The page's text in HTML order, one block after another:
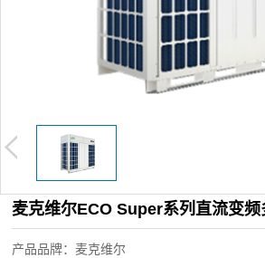
麦克维尔ECO Super系列直流变
产品品牌：麦克维尔